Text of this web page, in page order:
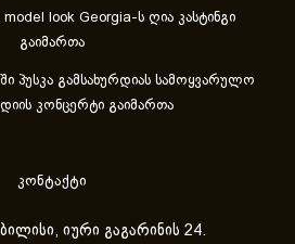
look Georgia-ს ღია კასტინგი
გაიმართა
პუსკა გამსახურდიას სამოყვარულო
კონცერტი გაიმართა
კონტაქტი
იური გაგარინის 24.